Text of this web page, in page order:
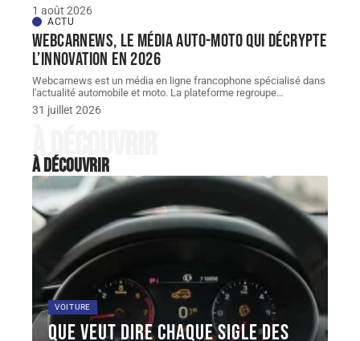
1 août 2026
ACTU
Webcarnews, le média auto-moto qui décrypte
l’innovation en 2026
Webcarnews est un média en ligne francophone spécialisé dans
l'actualité automobile et moto. La plateforme regroupe…
31 juillet 2026
À découvrir
À découvrir
VOITURE
Que veut dire chaque sigle des